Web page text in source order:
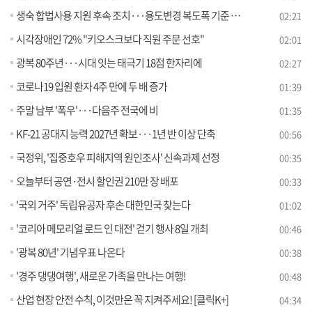
생숙 합법사용 지원 후속 조치···용도변경 복도폭 기준 완화 02:21
시각장애인 72% "키오스크보다 직원 주문 선호" 02:01
광복 80주년···시대 잇는 태극기 18점 한자리에 02:27
코로나19 입원 환자 4주 만에 두 배 증가 01:39
주말 남부 '폭우'···다음주 전국에 비 01:35
KF-21 공대지 능력 2027년 확보···1년 반 이상 단축 00:56
국정위, '집중호우 피해지역 원인조사' 신속과제 선정 00:35
오늘부터 공연·전시 할인권 210만 장 배포 00:33
'국외 거주' 독립유공자 후손 대한민국 찾는다 01:02
'코리아 메모리얼 로드 인 대전' 걷기 행사 8일 개최 00:46
'광복 80년' 기념우표 나온다 00:38
'경주 댕댕여행', 새로운 가족을 만나는 여행! 00:48
산업 현장 안전 수칙, 이것만은 꼭 지켜주세요! [클릭K+] 04:34